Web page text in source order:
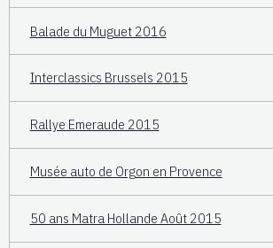
Balade du Muguet 2016
Interclassics Brussels 2015
Rallye Emeraude 2015
Musée auto de Orgon en Provence
50 ans Matra Hollande Août 2015